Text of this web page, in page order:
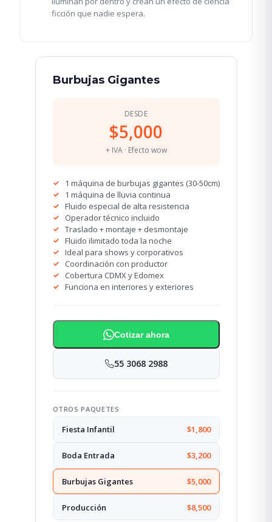
ficción que nadie espera.
Burbujas Gigantes
DESDE
$5,000
+ IVA · Efecto wow
1 máquina de burbujas gigantes (30-50cm)
1 máquina de lluvia continua
Fluido especial de alta resistencia
Operador técnico incluido
Traslado + montaje + desmontaje
Fluido ilimitado toda la noche
Ideal para shows y corporativos
Coordinación con productor
Cobertura CDMX y Edomex
Funciona en interiores y exteriores
Cotizar ahora
55 3068 2988
OTROS PAQUETES
Fiesta Infantil $1,800
Boda Entrada $3,200
Burbujas Gigantes $5,000
Producción $8,500